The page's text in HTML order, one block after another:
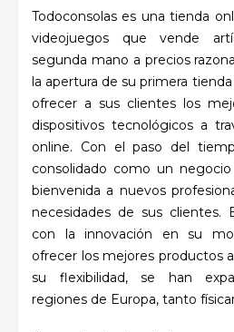
Todoconsolas es una tienda
videojuegos que vende
segunda mano a precios
la apertura de su primera
ofrecer a sus clientes los
dispositivos tecnológicos a
online. Con el paso del
consolidado como un
bienvenida a nuevos
necesidades de sus clientes.
con la innovación en su
ofrecer los mejores productos
su flexibilidad, se han
regiones de Europa, tanto